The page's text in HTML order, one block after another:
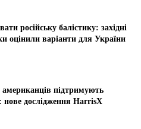
російську балістику: західні
оцінили варіанти для України
американців підтримують
нове дослідження HarrisX